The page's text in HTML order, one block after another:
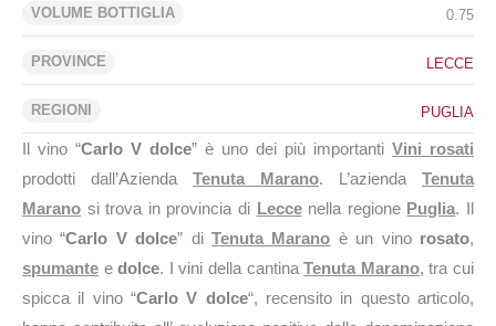
VOLUME BOTTIGLIA 0.75
PROVINCE LECCE
REGIONI PUGLIA
Il vino “Carlo V dolce” è uno dei più importanti Vini rosati
prodotti dall’Azienda Tenuta Marano. L’azienda Tenuta
Marano si trova in provincia di Leccenella regione Puglia. Il
vino “Carlo V dolce” diTenuta Marano è un vino rosato,
spumante edolce. I vini della cantinaTenuta Marano, tra cui
spicca il vino “Carlo V dolce“, recensito in questo articolo,